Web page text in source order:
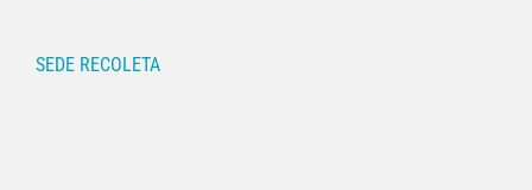
SEDE RECOLETA